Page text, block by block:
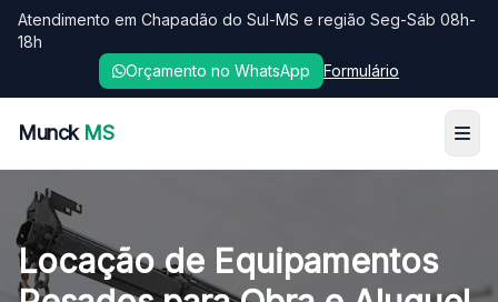
Atendimento em Chapadão do Sul-MS e região Seg-Sáb 08h-
18h
Orçamento no WhatsApp
Formulário
Munck MS
Locação de Equipamentos